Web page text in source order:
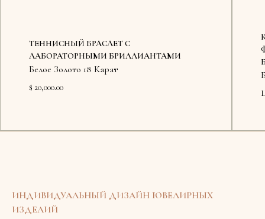
ТЕННИСНЫЙ БРАСЛЕТ С
ЛАБОРАТОРНЫМИ БРИЛЛИАНТАМИ
Белое Золото 18 Карат
$ 20,000.00
ИНДИВИДУАЛЬНЫЙ ДИЗАЙН ЮВЕЛИРНЫХ
ИЗДЕЛИЙ